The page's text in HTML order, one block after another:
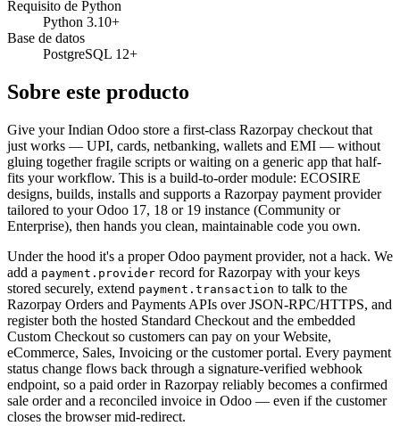
Requisito de Python
Python 3.10+
Base de datos
PostgreSQL 12+
Sobre este producto
Give your Indian Odoo store a first-class Razorpay checkout that
just works — UPI, cards, netbanking, wallets and EMI — without
gluing together fragile scripts or waiting on a generic app that half-
fits your workflow. This is a build-to-order module: ECOSIRE
designs, builds, installs and supports a Razorpay payment provider
tailored to your Odoo 17, 18 or 19 instance (Community or
Enterprise), then hands you clean, maintainable code you own.
Under the hood it's a proper Odoo payment provider, not a hack. We
add a payment.provider record for Razorpay with your keys
stored securely, extend payment.transaction to talk to the
Razorpay Orders and Payments APIs over JSON-RPC/HTTPS, and
register both the hosted Standard Checkout and the embedded
Custom Checkout so customers can pay on your Website,
eCommerce, Sales, Invoicing or the customer portal. Every payment
status change flows back through a signature-verified webhook
endpoint, so a paid order in Razorpay reliably becomes a confirmed
sale order and a reconciled invoice in Odoo — even if the customer
closes the browser mid-redirect.